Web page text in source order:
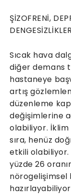
ŞİZOFRENİ,
DENGESİZLİKLER
Sıcak hava
diğer demans
hastaneye
artış
düzenleme
değişimlerine
olabiliyor.
sıra, henüz
etkili olabiliyor.
yüzde 26
nörogelişimsel